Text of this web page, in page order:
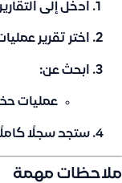
ادخل إلى التقارير
اختر تقرير
ابحث عن:
عمليات
ستجد سجلًا
ملاحظات مهمة